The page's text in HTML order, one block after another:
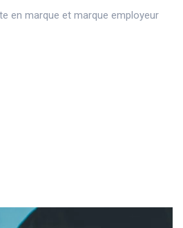
en marque et marque employeur